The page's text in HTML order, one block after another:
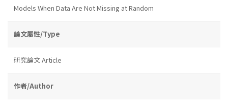
Models When Data Are Not Missing at Random
論文屬性/Type
研究論文 Article
作者/Author